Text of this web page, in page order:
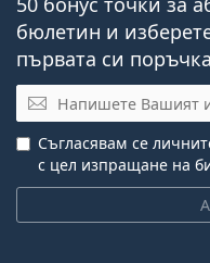
бюлетин и
първата си
Имейл
Съгласявам се
с цел изпращане на